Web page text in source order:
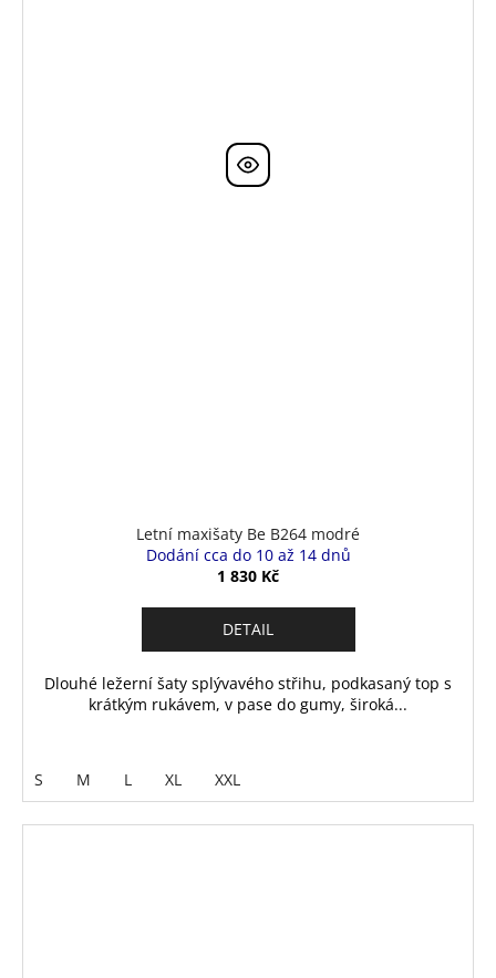
Letní maxišaty Be B264 modré
Dodání cca do 10 až 14 dnů
1 830 Kč
DETAIL
Dlouhé ležerní šaty splývavého střihu, podkasaný top s
krátkým rukávem, v pase do gumy, široká...
S M L XL XXL